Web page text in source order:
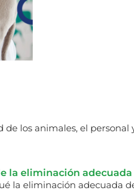
los animales, el
la eliminación adecuada
la eliminación adecuada